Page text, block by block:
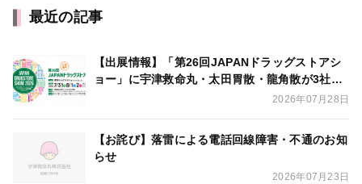
最近の記事
【出展情報】「第26回JAPANドラッグストアシ
ョー」に宇津救命丸・太田胃散・龍角散が3社合
2026年07月28日
【お詫び】落雷による電話回線障害・不通のお知
らせ
2026年07月23日